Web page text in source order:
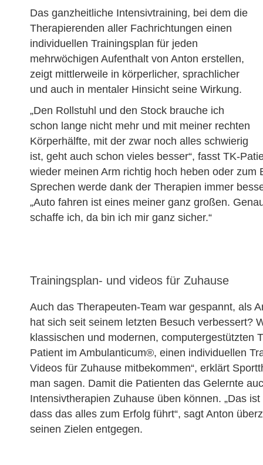
Das ganzheitliche Intensivtraining, bei dem die
Therapierenden aller Fachrichtungen einen
individuellen Trainingsplan für jeden
mehrwöchigen Aufenthalt von Anton erstellen,
zeigt mittlerweile in körperlicher, sprachlicher
und auch in mentaler Hinsicht seine Wirkung.
„Den Rollstuhl und den Stock brauche ich
schon lange nicht mehr und mit meiner rechten
Körperhälfte, mit der zwar noch alles schwierig
ist, geht auch schon vieles besser“, fasst TK-
wieder meinen Arm richtig hoch heben oder zum
Sprechen werde dank der Therapien immer
„Auto fahren ist eines meiner ganz großen.
schaffe ich, da bin ich mir ganz sicher.“
Trainingsplan- und videos für Zuhause
Auch das Therapeuten-Team war gespannt, als
hat sich seit seinem letzten Besuch verbessert?
klassischen und modernen, computergestützten
Patient im Ambulanticum®, einen individuellen
Videos für Zuhause mitbekommen“, erklärt
man sagen. Damit die Patienten das Gelernte
Intensivtherapien Zuhause üben können. „Das
dass das alles zum Erfolg führt“, sagt Anton
seinen Zielen entgegen.